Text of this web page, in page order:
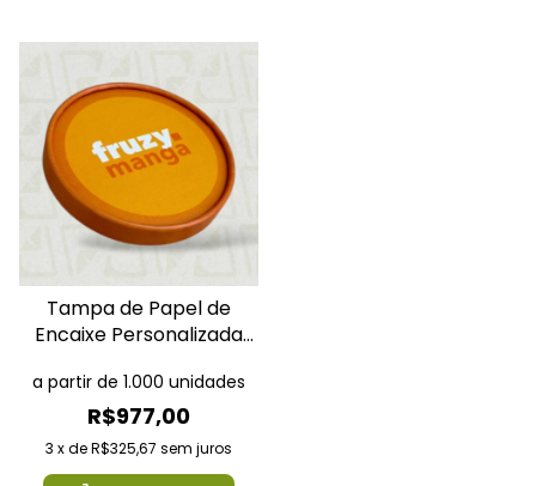
Tampa de Papel de
Encaixe Personalizada
R$977,00
3 xdeR$325,67 sem juros
a partir de 1.000 unidades